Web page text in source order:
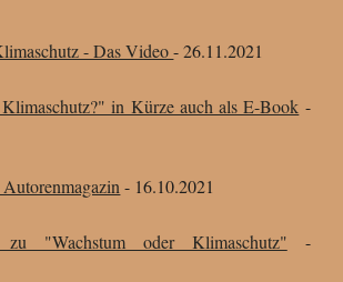
- Das Video- 26.11.2021
in Kürze auch als E-Book -
- 16.10.2021
zu "Wachstum oder Klimaschutz" -